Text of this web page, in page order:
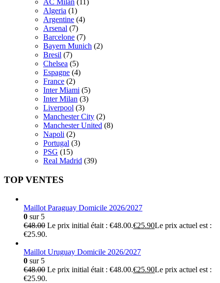
AC Milan (11)
Algeria (1)
Argentine (4)
Arsenal (7)
Barcelone (7)
Bayern Munich (2)
Bresil (7)
Chelsea (5)
Espagne (4)
France (2)
Inter Miami (5)
Inter Milan (3)
Liverpool (3)
Manchester City (2)
Manchester United (8)
Napoli (2)
Portugal (3)
PSG (15)
Real Madrid (39)
TOP VENTES
Maillot Paraguay Domicile 2026/2027
0 sur 5
€48.00 Le prix initial était : €48.00.€25.90Le prix actuel est :
€25.90.
Maillot Uruguay Domicile 2026/2027
0 sur 5
€48.00 Le prix initial était : €48.00.€25.90Le prix actuel est :
€25.90.